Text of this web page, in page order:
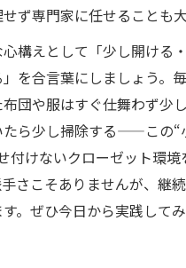
ず専門家に任せることも大
構えとして「少し開ける
を合言葉にしましょう。
団や服はすぐ仕舞わず少し
たら少し掃除する——この“
付けないクローゼット環境
さこそありませんが、継
。ぜひ今日から実践して